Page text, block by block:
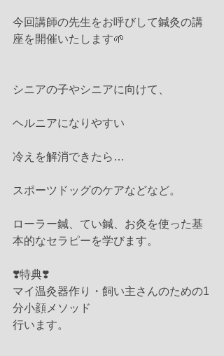
今回講師の先生をお呼びして鍼灸の講
座を開催いたします🌱
シニアの子やシニアに向けて、
ヘルニアになりやすい
冷えを解消できたら…
スポーツドッグのケアなどなど。
ローラー鍼、てい鍼、お灸を使った基
本的なセラピーを学びます。
❣️特典❣️
マイ温灸器作り・飼い主さんのための1
分小顔メソッド
行います。